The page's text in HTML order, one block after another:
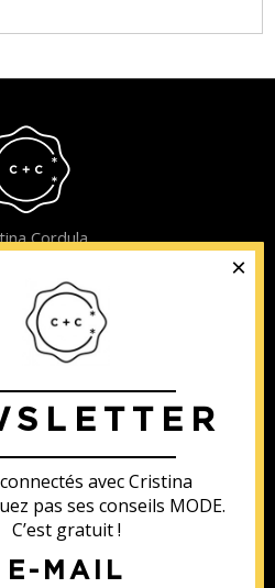
Cordula
ENTREPRISE
ENTREPRISE
Formations
Contact
avec Cristina
pas ses conseils MODE.
C’est gratuit !
E-MAIL